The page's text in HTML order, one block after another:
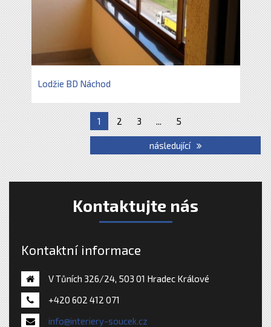
Lodžie BD Náchod
1 2 3 ... 5
následující
Kontaktujte nás
Kontaktní informace
V Tůních 326/24, 503 01 Hradec Králové
+420 602 412 071
info@interiery-soucek.cz